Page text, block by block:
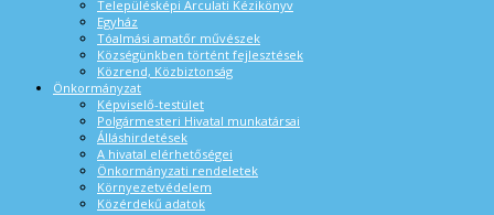
Településképi Arculati Kézikönyv
Egyház
Tóalmási amatőr művészek
Községünkben történt fejlesztések
Közrend, Közbiztonság
Önkormányzat
Képviselő-testület
Polgármesteri Hivatal munkatársai
Álláshirdetések
A hivatal elérhetőségei
Önkormányzati rendeletek
Környezetvédelem
Közérdekű adatok